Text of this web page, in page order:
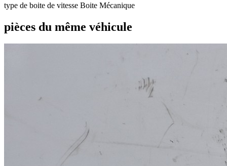
type de boite de vitesse Boite Mécanique
pièces du même véhicule